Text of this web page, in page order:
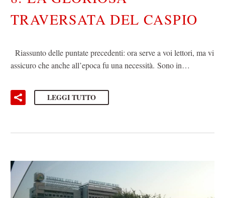
TRAVERSATA DEL CASPIO
Riassunto delle puntate precedenti: ora serve a voi lettori, ma vi
assicuro che anche all’epoca fu una necessità. Sono in…
LEGGI TUTTO